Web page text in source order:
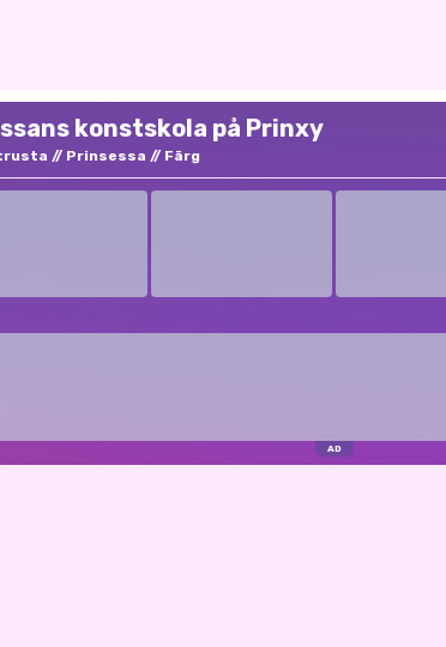
konstskola på Prinxy
Prinsessa Färg